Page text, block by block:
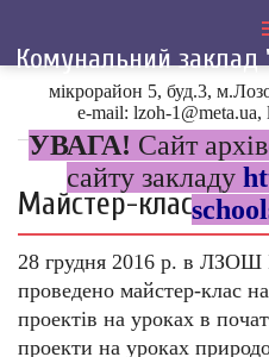
Комунальний заклад
мікрорайон 5, буд.3,
e-mail: lzoh-
УВАГА! Сайт
сайту закладу
Головна»2016 »Грудень»29
Майстер-клас
28 грудня 2016 р. в ЛЗОШ
проведено майстер-клас
проектів на уроках в
проекти на уроках